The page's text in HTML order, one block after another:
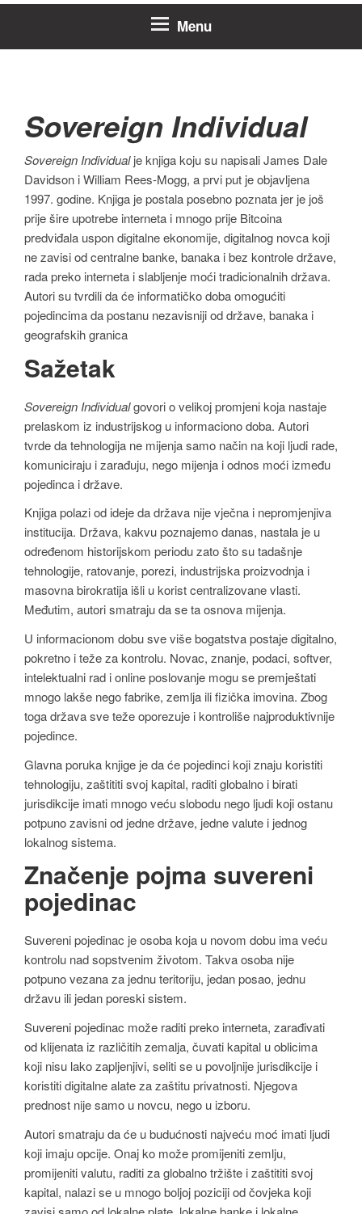
Menu
Sovereign Individual
Sovereign Individualje knjiga koju su napisali James Dale
Davidson i William Rees-Mogg, a prvi put je objavljena
1997. godine. Knjiga je postala posebno poznata jer je još
prije šire upotrebe interneta i mnogo prije Bitcoina
predviđala uspon digitalne ekonomije, digitalnog novca koji
ne zavisi od centralne banke, banaka i bez kontrole države,
rada preko interneta i slabljenje moći tradicionalnih država.
Autori su tvrdili da će informatičko doba omogućiti
pojedincima da postanu nezavisniji od države, banaka i
geografskih granica
Sažetak
Sovereign Individualgovori o velikoj promjeni koja nastaje
prelaskom iz industrijskog u informaciono doba. Autori
tvrde da tehnologija ne mijenja samo način na koji ljudi rade,
komuniciraju i zarađuju, nego mijenja i odnos moći između
pojedinca i države.
Knjiga polazi od ideje da država nije vječna i nepromjenjiva
institucija. Država, kakvu poznajemo danas, nastala je u
određenom historijskom periodu zato što su tadašnje
tehnologije, ratovanje, porezi, industrijska proizvodnja i
masovna birokratija išli u korist centralizovane vlasti.
Međutim, autori smatraju da se ta osnova mijenja.
U informacionom dobu sve više bogatstva postaje digitalno,
pokretno i teže za kontrolu. Novac, znanje, podaci, softver,
intelektualni rad i online poslovanje mogu se premještati
mnogo lakše nego fabrike, zemlja ili fizička imovina. Zbog
toga država sve teže oporezuje i kontroliše najproduktivnije
pojedince.
Glavna poruka knjige je da će pojedinci koji znaju koristiti
tehnologiju, zaštititi svoj kapital, raditi globalno i birati
jurisdikcije imati mnogo veću slobodu nego ljudi koji ostanu
potpuno zavisni od jedne države, jedne valute i jednog
lokalnog sistema.
Značenje pojma suvereni
pojedinac
Suvereni pojedinac je osoba koja u novom dobu ima veću
kontrolu nad sopstvenim životom. Takva osoba nije
potpuno vezana za jednu teritoriju, jedan posao, jednu
državu ili jedan poreski sistem.
Suvereni pojedinac može raditi preko interneta, zarađivati
od klijenata iz različitih zemalja, čuvati kapital u oblicima
koji nisu lako zapljenjivi, seliti se u povoljnije jurisdikcije i
koristiti digitalne alate za zaštitu privatnosti. Njegova
prednost nije samo u novcu, nego u izboru.
Autori smatraju da će u budućnosti najveću moć imati ljudi
koji imaju opcije. Onaj ko može promijeniti zemlju,
promijeniti valutu, raditi za globalno tržište i zaštititi svoj
kapital, nalazi se u mnogo boljoj poziciji od čovjeka koji